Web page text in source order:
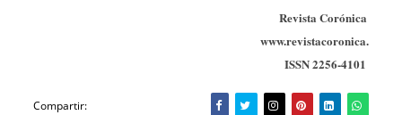
Revista Corónica
www.revistacoronica.com
ISSN 2256-4101
Compartir: